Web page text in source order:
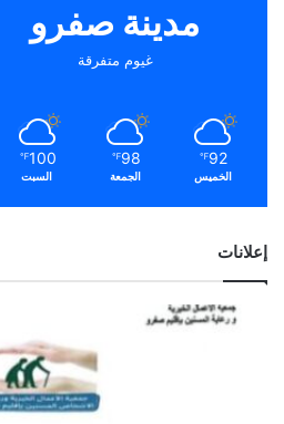
مدينة صفرو
غيوم متفرقة
92
℉
الخميس
98
℉
الجمعة
100
℉
السبت
إعلانات